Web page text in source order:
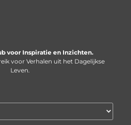
voor Inspiratie en Inzichten.
voor Verhalen uit het Dagelijkse
Leven.